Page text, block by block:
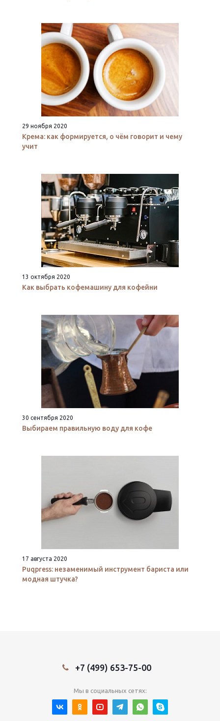
29 ноября 2020
Крема: как формируется, о чём говорит и чему
учит
13 октября 2020
Как выбрать кофемашину для кофейни
30 сентября 2020
Выбираем правильную воду для кофе
17 августа 2020
Puqpress: незаменимый инструмент бариста или
модная штучка?
+7 (499) 653-75-00
Мы в социальных сетях: